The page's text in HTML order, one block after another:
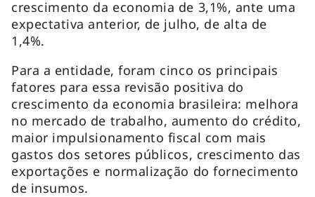
crescimento da economia de 3,1%, ante uma
expectativa anterior, de julho, de alta de
1,4%.
Para a entidade, foram cinco os principais
fatores para essa revisão positiva do
crescimento da economia brasileira: melhora
no mercado de trabalho, aumento do crédito,
maior impulsionamento fiscal com mais
gastos dos setores públicos, crescimento das
exportações e normalização do fornecimento
de insumos.